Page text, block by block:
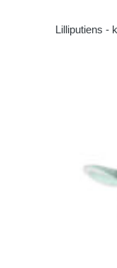
Lilliputiens -